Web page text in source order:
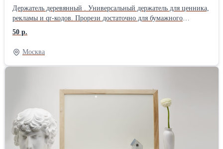
Держатель деревянный . Универсальный держатель для ценника,
рекламы и qr-кодов. Прорези достаточно для бумажного
носителя или пвх толщиной 2 мм. Товар серии Деревяшкино.
50 р.
Москва